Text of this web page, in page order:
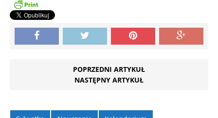
POPRZEDNI ARTYKUŁ
NASTĘPNY ARTYKUŁ